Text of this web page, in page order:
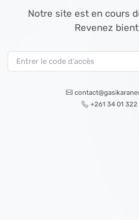
Notre site est en cours
Revenez
+261 34 01 322